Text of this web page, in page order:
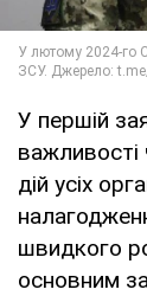
У першій
важливості
дій усіх
швидкого
основним